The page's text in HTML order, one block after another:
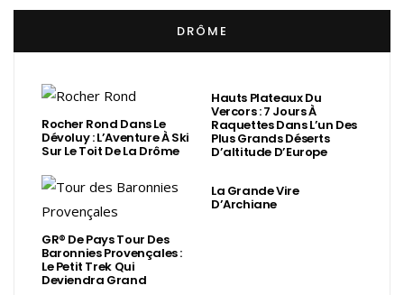
DRÔME
Rocher Rond Dans Le
Dévoluy : L’Aventure À Ski
Sur Le Toit De La Drôme
Hauts Plateaux Du
Vercors : 7 Jours À
Raquettes Dans L’un Des
Plus Grands Déserts
D’altitude D’Europe
GR® De Pays Tour Des
Baronnies Provençales :
Le Petit Trek Qui
Deviendra Grand
La Grande Vire
D’Archiane